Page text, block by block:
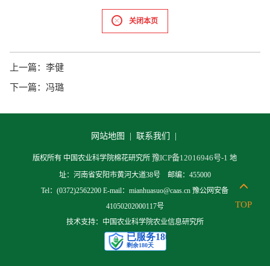
关闭本页
上一篇： 李健
下一篇： 冯璐
网站地图 | 联系我们 |
版权所有 中国农业科学院棉花研究所豫ICP备12016946号-1 地
址：河南省安阳市黄河大道38号 邮编：455000
Tel：(0372)2562200 E-mail：mianhuasuo@caas.cn 豫公网安备
41050202000117号
技术支持：中国农业科学院农业信息研究所
TOP